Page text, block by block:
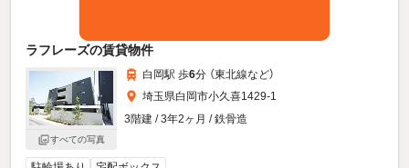
ラフレーズの賃貸物件
すべての写真
白岡駅 歩6分 （東北線など）
埼玉県白岡市小久喜1429-1
3階建 / 3年2ヶ月 / 鉄骨造